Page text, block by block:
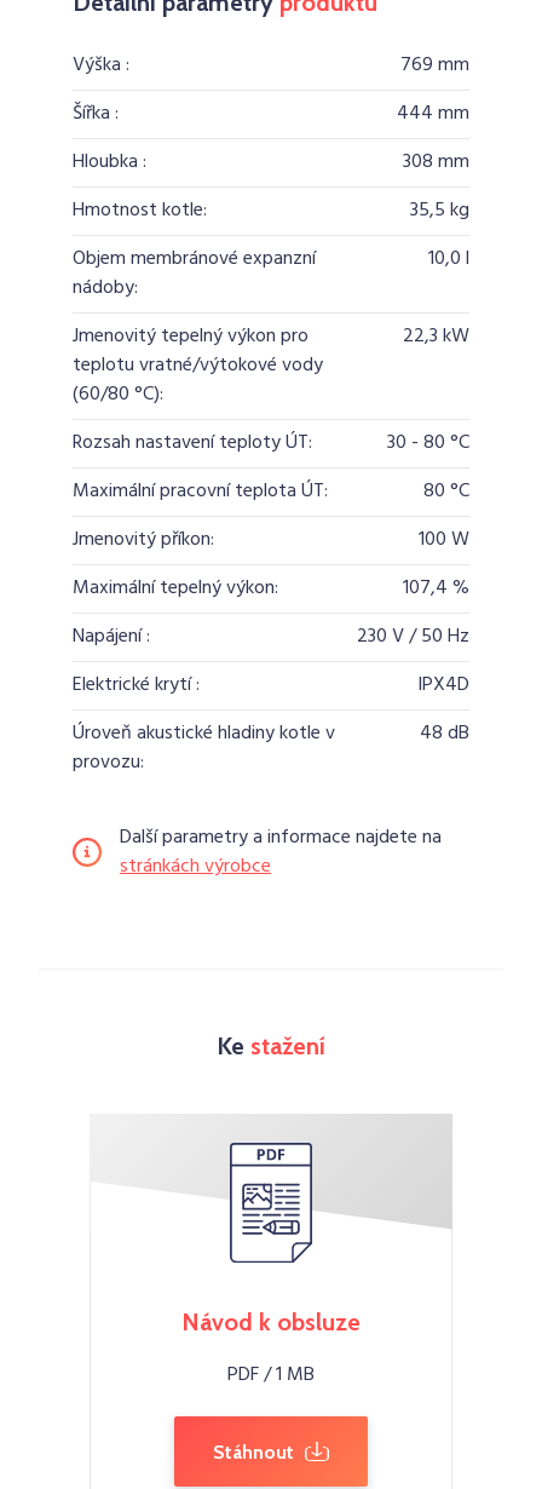
Výška :
769 mm
Šířka :
444 mm
Hloubka :
308 mm
Hmotnost kotle:
35,5 kg
Objem membránové expanzní
nádoby:
10,0 l
Jmenovitý tepelný výkon pro
teplotu vratné/výtokové vody
(60/80 °C):
22,3 kW
Rozsah nastavení teploty ÚT:
30 - 80 °C
Maximální pracovní teplota ÚT:
80 °C
Jmenovitý příkon:
100 W
Maximální tepelný výkon:
107,4 %
Napájení :
230 V / 50 Hz
Elektrické krytí :
IPX4D
Úroveň akustické hladiny kotle v
provozu:
48 dB
Další parametry a informace najdete na
stránkách výrobce
Ke stažení
Návod k obsluze
PDF / 1 MB
Stáhnout